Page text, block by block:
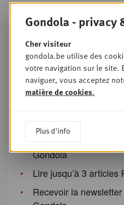
Ou
Pourquoi créer un
L’inscription nous permet
contenus à nos lecteurs.
Accès à tous les
Gondola
Lire jusqu’à 3
Recevoir la
Gondola - privacy
Cher visiteur
gondola.be utilise des
votre navigation sur le site.
naviguer, vous acceptez
matière de cookies.
Plus d'info